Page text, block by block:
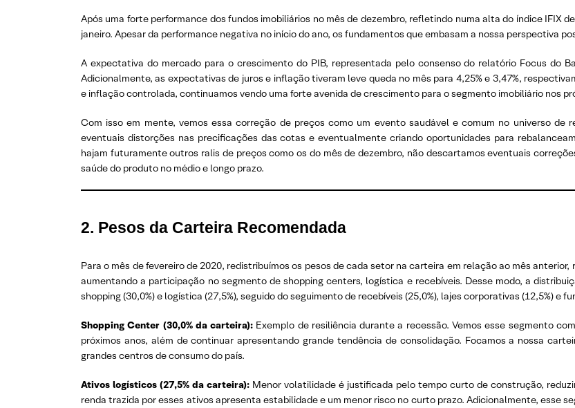
Após uma forte performance dos fundos imobiliários no mês de dezembro, refletindo numa alta do índice IFIX
janeiro. Apesar da performance negativa no início do ano, os fundamentos que embasam a nossa perspectiva
A expectativa do mercado para o crescimento do PIB, representada pelo consenso do relatório Focus do
Adicionalmente, as expectativas de juros e inflação tiveram leve queda no mês para 4,25% e 3,47%,
e inflação controlada, continuamos vendo uma forte avenida de crescimento para o segmento imobiliário nos
Com isso em mente, vemos essa correção de preços como um evento saudável e comum no universo de
eventuais distorções nas precificações das cotas e eventualmente criando oportunidades para
hajam futuramente outros ralis de preços como os do mês de dezembro, não descartamos eventuais
saúde do produto no médio e longo prazo.
2. Pesos da Carteira Recomendada
Para o mês de fevereiro de 2020, redistribuímos os pesos de cada setor na carteira em relação ao mês
aumentando a participação no segmento de shopping centers, logística e recebíveis. Desse modo, a
shopping (30,0%) e logística (27,5%), seguido do seguimento de recebíveis (25,0%), lajes corporativas (12,5%) e
Shopping Center (30,0% da carteira): Exemplo de resiliência durante a recessão. Vemos esse segmento
próximos anos, além de continuar apresentando grande tendência de consolidação. Focamos a nossa
grandes centros de consumo do país.
Ativos logísticos (27,5% da carteira): Menor volatilidade é justificada pelo tempo curto de construção,
renda trazida por esses ativos apresenta estabilidade e um menor risco no curto prazo. Adicionalmente, esse